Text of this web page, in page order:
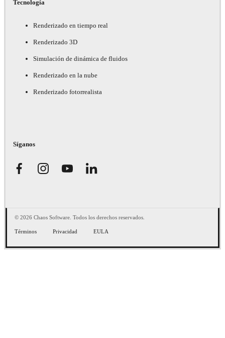
Tecnología
Renderizado en tiempo real
Renderizado 3D
Simulación de dinámica de fluidos
Renderizado en la nube
Renderizado fotorrealista
Síganos
© 2026 Chaos Software. Todos los derechos reservados.
Términos Privacidad EULA